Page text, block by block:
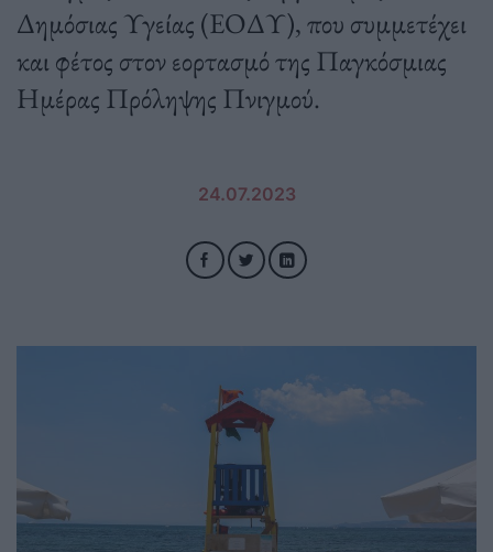
Δημόσιας Υγείας (ΕΟΔΥ), που συμμετέχει
και φέτος στον εορτασμό της Παγκόσμιας
Ημέρας Πρόληψης Πνιγμού.
24.07.2023